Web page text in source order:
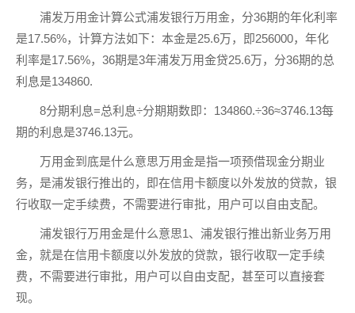
浦发万用金计算公式浦发银行万用金，分36期的年化利率
是17.56%，计算方法如下：本金是25.6万，即256000，年化
利率是17.56%，36期是3年浦发万用金贷25.6万，分36期的总
利息是134860.
8分期利息=总利息÷分期期数即：134860.÷36≈3746.13每
期的利息是3746.13元。
万用金到底是什么意思万用金是指一项预借现金分期业
务，是浦发银行推出的，即在信用卡额度以外发放的贷款，银
行收取一定手续费，不需要进行审批，用户可以自由支配。
浦发银行万用金是什么意思1、浦发银行推出新业务万用
金，就是在信用卡额度以外发放的贷款，银行收取一定手续
费，不需要进行审批，用户可以自由支配，甚至可以直接套
现。